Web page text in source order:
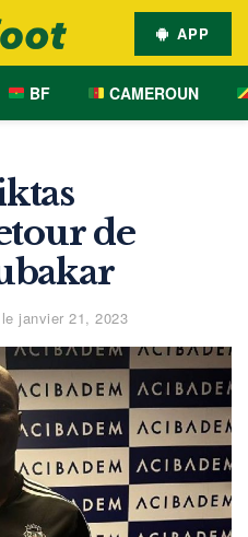
APP
BF CAMEROUN
de
janvier 21, 2023